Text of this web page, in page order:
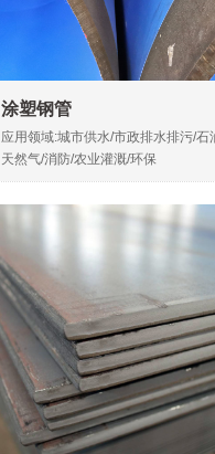
涂塑钢管
应用领域:城市供水/市政排水排污/石
天然气/消防/农业灌溉/环保